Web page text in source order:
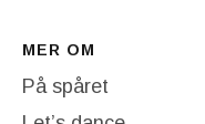
MER OM
På spåret